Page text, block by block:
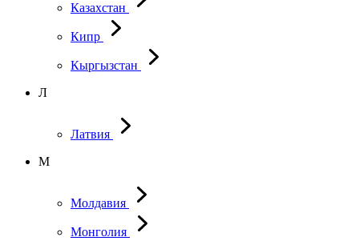
Казахстан
Кипр
Кыргызстан
Л
Латвия
М
Молдавия
Монголия